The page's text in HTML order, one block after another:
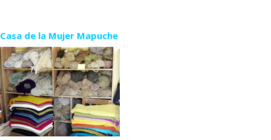
Casa de la Mujer Mapuche